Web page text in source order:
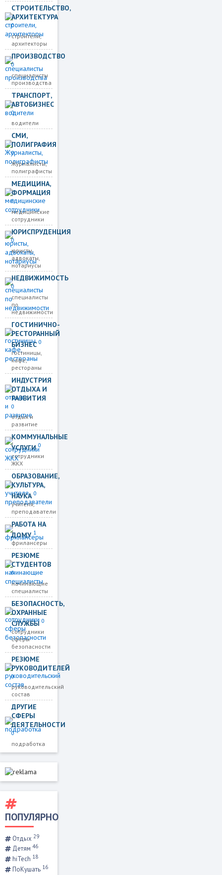
СТРОИТЕЛЬСТВО,
АРХИТЕКТУРА
0
строители,
архитекторы
ПРОИЗВОДСТВО
0
специалисты
производства
ТРАНСПОРТ,
АВТОБИЗНЕС
0
водители
СМИ,
ПОЛИГРАФИЯ
0
Журналисты,
полиграфисты
МЕДИЦИНА,
ФОРМАЦИЯ
0
медицинские
сотрудники
ЮРИСПРУДЕНЦИЯ
0
юристы,
адвокаты,
нотариусы
НЕДВИЖИМОСТЬ
0
специалисты
по
недвижимости
ГОСТИНИЧНО-
РЕСТОРАННЫЙ
БИЗНЕС0
гостиницы,
кафе,
рестораны
ИНДУСТРИЯ
ОТДЫХА И
РАЗВИТИЯ
0
отдых и
развитие
КОММУНАЛЬНЫЕ
УСЛУГИ0
сотрудники
ЖКХ
ОБРАЗОВАНИЕ,
КУЛЬТУРА,
НАУКА0
учителя,
преподаватели
РАБОТА НА
ДОМУ1
фрилансеры
РЕЗЮМЕ
СТУДЕНТОВ
0
начинающие
специалисты
БЕЗОПАСНОСТЬ,
ОХРАННЫЕ
СЛУЖБЫ0
сотрудники
сферы
безопасности
РЕЗЮМЕ
РУКОВОДИТЕЛЕЙ
0
руководительский
состав
ДРУГИЕ
СФЕРЫ
ДЕЯТЕЛЬНОСТИ
0
подработка
ПОПУЛЯРНО
Отдых 29
Детям 46
hiTech 18
ПоКушать 16